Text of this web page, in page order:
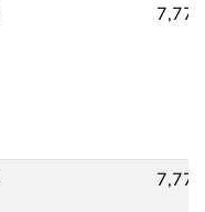
7,77
7,77